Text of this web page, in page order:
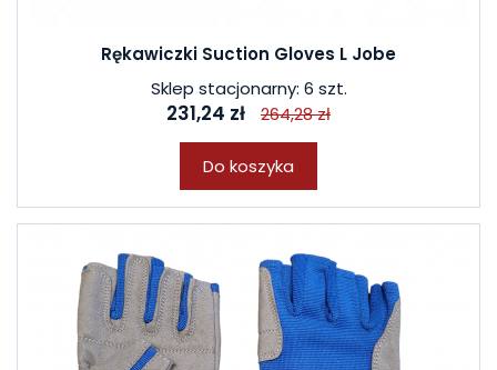
Rękawiczki Suction Gloves L Jobe
Sklep stacjonarny: 6 szt.
231,24 zł 264,28 zł
Do koszyka